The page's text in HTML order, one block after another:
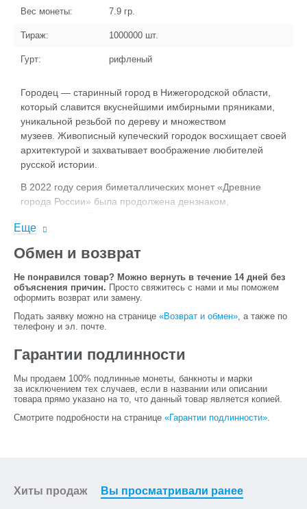
Вес монеты: 7.9 гр.
Тираж: 1000000 шт.
Гурт: рифленый
Городец — старинный город в Нижегородской области,
который славится вкуснейшими имбирными пряниками,
уникальной резьбой по дереву и множеством
музеев. Живописный купеческий городок восхищает своей
архитектурой и захватывает воображение любителей
русской истории.
В 2022 году серия биметаллических монет «Древние
города России» была продолжена дензнаком,
Еще
Обмен и возврат
Не понравился товар? Можно вернуть в течение 14 дней без
объяснения причин. Просто свяжитесь с нами и мы поможем
оформить возврат или замену.
Подать заявку можно на странице «Возврат и обмен», а также по
телефону и эл. почте.
Гарантии подлинности
Мы продаем 100% подлинные монеты, банкноты и марки
за исключением тех случаев, если в названии или описании
товара прямо указано на то, что данный товар является копией.
Смотрите подробности на странице «Гарантии подлинности».
Хиты продаж Вы просматривали ранее